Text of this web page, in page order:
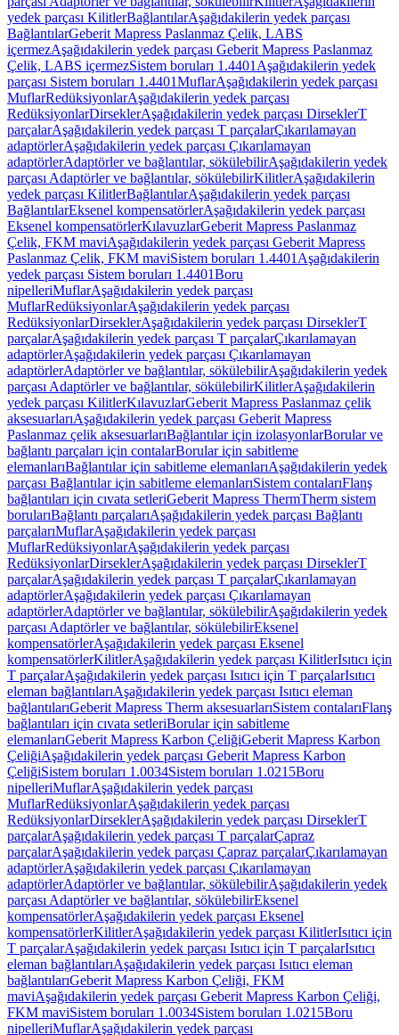
yedek parçası KilitlerBağlantılarAşağıdakilerin yedek parçası
BağlantılarGeberit Mapress Paslanmaz Çelik, LABS
içermezAşağıdakilerin yedek parçası Geberit Mapress Paslanmaz
Çelik, LABS içermezSistem boruları 1.4401 Aşağıdakilerin yedek
parçası Sistem boruları 1.4401MuflarAşağıdakilerin yedek parçası
MuflarRedüksiyonlarAşağıdakilerin yedek parçası
RedüksiyonlarDirseklerAşağıdakilerin yedek parçası DirseklerT
parçalarAşağıdakilerin yedek parçası T parçalarÇıkarılamayan
adaptörlerAşağıdakilerin yedek parçası Çıkarılamayan
adaptörlerAdaptörler ve bağlantılar, sökülebilirAşağıdakilerin yedek
parçası Adaptörler ve bağlantılar, sökülebilirKilitlerAşağıdakilerin
yedek parçası KilitlerBağlantılarAşağıdakilerin yedek parçası
BağlantılarEksenel kompensatörlerAşağıdakilerin yedek parçası
Eksenel kompensatörlerKılavuzlarGeberit Mapress Paslanmaz
Çelik, FKM maviAşağıdakilerin yedek parçası Geberit Mapress
Paslanmaz Çelik, FKM maviSistem boruları 1.4401 Aşağıdakilerin
yedek parçası Sistem boruları 1.4401Boru
nipelleriMuflarAşağıdakilerin yedek parçası
MuflarRedüksiyonlarAşağıdakilerin yedek parçası
RedüksiyonlarDirseklerAşağıdakilerin yedek parçası DirseklerT
parçalarAşağıdakilerin yedek parçası T parçalarÇıkarılamayan
adaptörlerAşağıdakilerin yedek parçası Çıkarılamayan
adaptörlerAdaptörler ve bağlantılar, sökülebilirAşağıdakilerin yedek
parçası Adaptörler ve bağlantılar, sökülebilirKilitlerAşağıdakilerin
yedek parçası KilitlerKılavuzlarGeberit Mapress Paslanmaz çelik
aksesuarlarıAşağıdakilerin yedek parçası Geberit Mapress
Paslanmaz çelik aksesuarlarıBağlantılar için izolasyonlarBorular ve
bağlantı parçaları için contalarBorular için sabitleme
elemanlarıBağlantılar için sabitleme elemanlarıAşağıdakilerin yedek
parçası Bağlantılar için sabitleme elemanlarıSistem contalarıFlanş
bağlantıları için cıvata setleriGeberit Mapress ThermTherm sistem
borularıBağlantı parçalarıAşağıdakilerin yedek parçası Bağlantı
parçalarıMuflarAşağıdakilerin yedek parçası
MuflarRedüksiyonlarAşağıdakilerin yedek parçası
RedüksiyonlarDirseklerAşağıdakilerin yedek parçası DirseklerT
parçalarAşağıdakilerin yedek parçası T parçalarÇıkarılamayan
adaptörlerAşağıdakilerin yedek parçası Çıkarılamayan
adaptörlerAdaptörler ve bağlantılar, sökülebilirAşağıdakilerin yedek
parçası Adaptörler ve bağlantılar, sökülebilirEksenel
kompensatörlerAşağıdakilerin yedek parçası Eksenel
kompensatörlerKilitlerAşağıdakilerin yedek parçası KilitlerIsıtıcı için
T parçalarAşağıdakilerin yedek parçası Isıtıcı için T parçalarIsıtıcı
eleman bağlantılarıAşağıdakilerin yedek parçası Isıtıcı eleman
bağlantılarıGeberit Mapress Therm aksesuarlarıSistem contalarıFlanş
bağlantıları için cıvata setleriBorular için sabitleme
elemanlarıGeberit Mapress Karbon ÇeliğiGeberit Mapress Karbon
ÇeliğiAşağıdakilerin yedek parçası Geberit Mapress Karbon
ÇeliğiSistem boruları 1.0034Sistem boruları 1.0215Boru
nipelleriMuflarAşağıdakilerin yedek parçası
MuflarRedüksiyonlarAşağıdakilerin yedek parçası
RedüksiyonlarDirseklerAşağıdakilerin yedek parçası DirseklerT
parçalarAşağıdakilerin yedek parçası T parçalarÇapraz
parçalarAşağıdakilerin yedek parçası Çapraz parçalarÇıkarılamayan
adaptörlerAşağıdakilerin yedek parçası Çıkarılamayan
adaptörlerAdaptörler ve bağlantılar, sökülebilirAşağıdakilerin yedek
parçası Adaptörler ve bağlantılar, sökülebilirEksenel
kompensatörlerAşağıdakilerin yedek parçası Eksenel
kompensatörlerKilitlerAşağıdakilerin yedek parçası KilitlerIsıtıcı için
T parçalarAşağıdakilerin yedek parçası Isıtıcı için T parçalarIsıtıcı
eleman bağlantılarıAşağıdakilerin yedek parçası Isıtıcı eleman
bağlantılarıGeberit Mapress Karbon Çeliği, FKM
maviAşağıdakilerin yedek parçası Geberit Mapress Karbon Çeliği,
FKM maviSistem boruları 1.0034Sistem boruları 1.0215Boru
nipelleriMuflarAşağıdakilerin yedek parçası